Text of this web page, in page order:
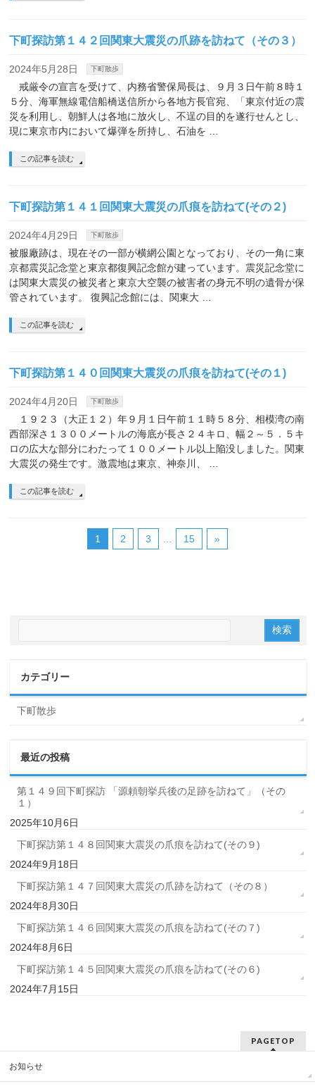
下町探訪第１４２回関東大震災の爪跡を訪ねて（その３）
2024年5月28日 下町散歩
戒厳令の宣言を受けて、内務省警保局長は、９月３日午前８時１
５分、海軍無線電信船橋送信所から各地方長官宛、「東京付近の震
災を利用し、朝鮮人は各地に放火し、不逞の目的を遂行せんとし、
現に東京市内において爆弾を所持し、石油を …
この記事を読む
下町探訪第１４１回関東大震災の爪痕を訪ねて(その２)
2024年4月29日 下町散歩
被服廠跡は、現在その一部が横網公園となっており、その一角に東
京都震災記念堂と東京都復興記念館が建っています。震災記念堂に
は関東大震災の被災者と東京大空襲の被害者の身元不明の遺骨が保
管されています。 復興記念館には、関東大 …
この記事を読む
下町探訪第１４０回関東大震災の爪痕を訪ねて(その１)
2024年4月20日 下町散歩
１９２３（大正１２）年９月１日午前１１時５８分、相模湾の南
西部深さ１３００メートルの海底が長さ２４キロ、幅２～５．５キ
ロの広大な部分にわたって１００メートル以上陥没しました。関東
大震災の発生です。激震地は東京、神奈川、 …
この記事を読む
1 2 3 15 »
カテゴリー
下町散歩
最近の投稿
第１４９回下町探訪 「源頼朝挙兵後の足跡を訪ねて」（その
１）
2025年10月6日
下町探訪第１４８回関東大震災の爪痕を訪ねて(その９)
2024年9月18日
下町探訪第１４７回関東大震災の爪跡を訪ねて（その８）
2024年8月30日
下町探訪第１４６回関東大震災の爪痕を訪ねて(その７)
2024年8月6日
下町探訪第１４５回関東大震災の爪痕を訪ねて(その６)
2024年7月15日
PAGETOP
お知らせ